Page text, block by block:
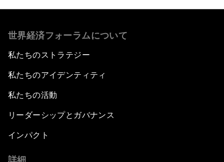
世界経済フォーラムについて
私たちのストラテジー
私たちのアイデンティティ
私たちの活動
リーダーシップとガバナンス
インパクト
詳細